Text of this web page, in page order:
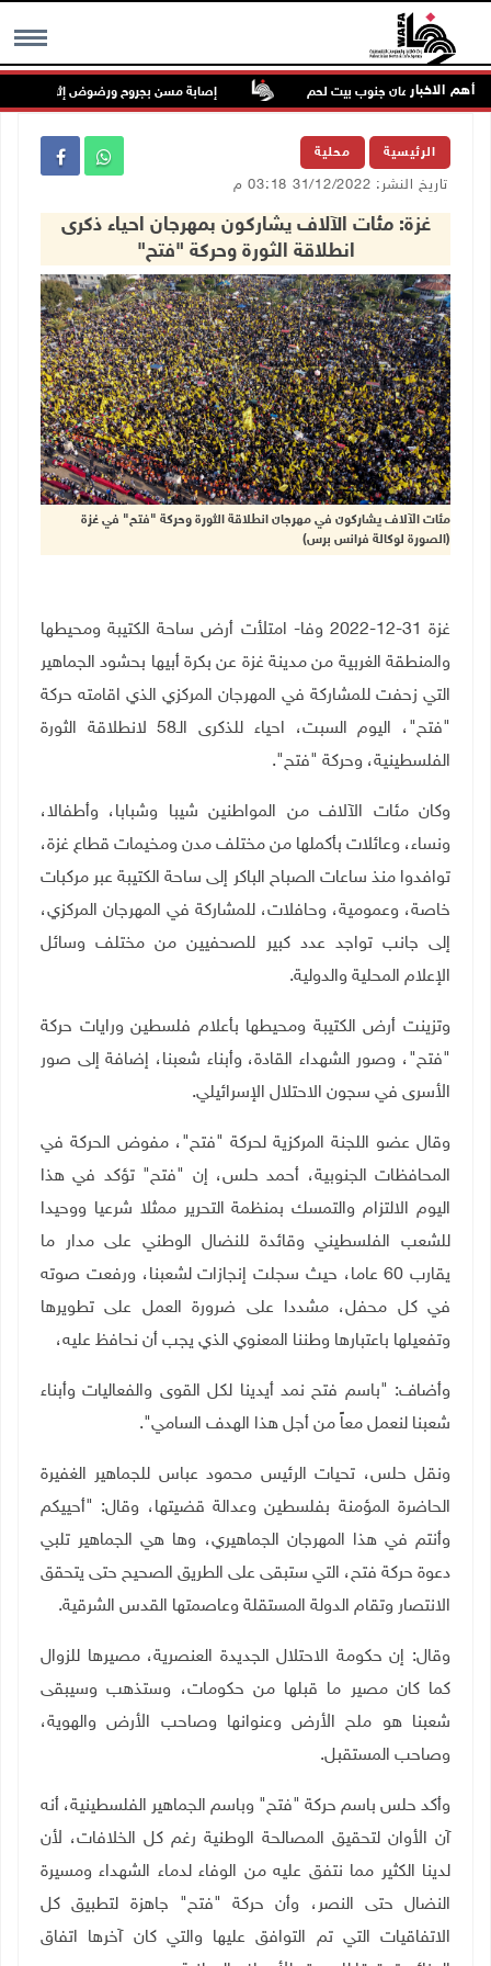
MENU أهم الاخبار
برك سليمان جنوب بيت لحم إصابة مسن بجروح ورضوض إثر اعتداء جيش
الرئيسية محلية
تاريخ النشر: 31/12/2022 03:18 م
غزة: مئات الآلاف يشاركون بمهرجان احياء ذكرى
انطلاقة الثورة وحركة "فتح"
مئات الآلاف يشاركون في مهرجان انطلاقة الثورة وحركة "فتح" في غزة
(الصورة لوكالة فرانس برس)
غزة 31-12-2022 وفا- امتلأت أرض ساحة الكتيبة ومحيطها
والمنطقة الغربية من مدينة غزة عن بكرة أبيها بحشود الجماهير
التي زحفت للمشاركة في المهرجان المركزي الذي اقامته حركة
"فتح"، اليوم السبت، احياء للذكرى الـ58 لانطلاقة الثورة
الفلسطينية، وحركة "فتح".
وكان مئات الآلاف من المواطنين شيبا وشبابا، وأطفالا،
ونساء، وعائلات بأكملها من مختلف مدن ومخيمات قطاع غزة،
توافدوا منذ ساعات الصباح الباكر إلى ساحة الكتيبة عبر مركبات
خاصة، وعمومية، وحافلات، للمشاركة في المهرجان المركزي،
إلى جانب تواجد عدد كبير للصحفيين من مختلف وسائل
الإعلام المحلية والدولية.
وتزينت أرض الكتيبة ومحيطها بأعلام فلسطين ورايات حركة
"فتح"، وصور الشهداء القادة، وأبناء شعبنا، إضافة إلى صور
الأسرى في سجون الاحتلال الإسرائيلي.
وقال عضو اللجنة المركزية لحركة "فتح"، مفوض الحركة في
المحافظات الجنوبية، أحمد حلس، إن "فتح" تؤكد في هذا
اليوم الالتزام والتمسك بمنظمة التحرير ممثلا شرعيا ووحيدا
للشعب الفلسطيني وقائدة للنضال الوطني على مدار ما
يقارب 60 عاما، حيث سجلت إنجازات لشعبنا، ورفعت صوته
في كل محفل، مشددا على ضرورة العمل على تطويرها
وتفعيلها باعتبارها وطننا المعنوي الذي يجب أن نحافظ عليه،
وأضاف: "باسم فتح نمد أيدينا لكل القوى والفعاليات وأبناء
شعبنا لنعمل معاً من أجل هذا الهدف السامي".
ونقل حلس، تحيات الرئيس محمود عباس للجماهير الغفيرة
الحاضرة المؤمنة بفلسطين وعدالة قضيتها، وقال: "أحييكم
وأنتم في هذا المهرجان الجماهيري، وها هي الجماهير تلبي
دعوة حركة فتح، التي ستبقى على الطريق الصحيح حتى يتحقق
الانتصار وتقام الدولة المستقلة وعاصمتها القدس الشرقية.
وقال: إن حكومة الاحتلال الجديدة العنصرية، مصيرها للزوال
كما كان مصير ما قبلها من حكومات، وستذهب وسيبقى
شعبنا هو ملح الأرض وعنوانها وصاحب الأرض والهوية،
وصاحب المستقبل.
وأكد حلس باسم حركة "فتح" وباسم الجماهير الفلسطينية، أنه
آن الأوان لتحقيق المصالحة الوطنية رغم كل الخلافات، لأن
لدينا الكثير مما نتفق عليه من الوفاء لدماء الشهداء ومسيرة
النضال حتى النصر، وأن حركة "فتح" جاهزة لتطبيق كل
الاتفاقيات التي تم التوافق عليها والتي كان آخرها اتفاق